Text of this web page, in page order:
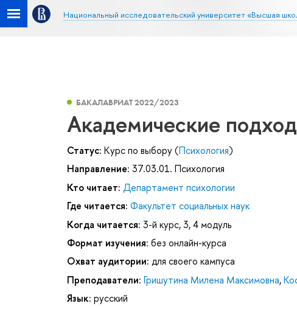
Национальный исследовательский университет «Высшая
БАКАЛАВРИАТ 2022/2023
Академические
Статус: Курс по выбору (Психология)
Направление: 37.03.01. Психология
Кто читает: Департамент психологии
Где читается: Факультет социальных наук
Когда читается: 3-й курс, 3, 4 модуль
Формат изучения: без онлайн-курса
Охват аудитории: для своего кампуса
Преподаватели: Гришутина Милена Максимовна,
Язык: русский